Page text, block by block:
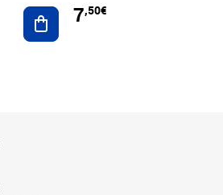
Ajouter au panier
7,50€